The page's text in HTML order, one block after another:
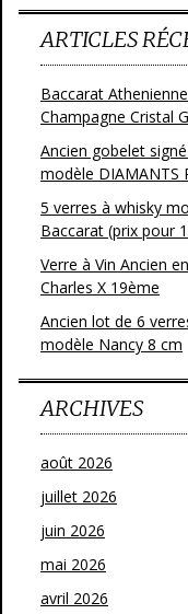
ARTICLES
Baccarat
Champagne Cristal
Ancien gobelet
modèle DIAMANTS
5 verres à whisky
Baccarat (prix pour
Verre à Vin Ancien
Charles X 19ème
Ancien lot de 6
modèle Nancy 8 cm
ARCHIVES
août 2026
juillet 2026
juin 2026
mai 2026
avril 2026